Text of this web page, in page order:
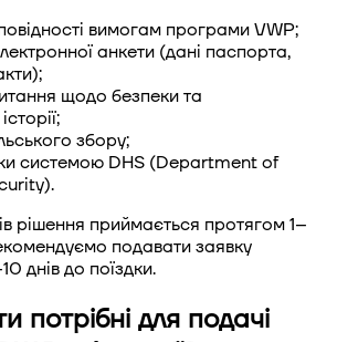
вимогам програми VWP;
анкети (дані паспорта,
щодо безпеки та
збору;
системою DHS (Department of
рішення приймається протягом 1–
подавати заявку
днів до поїздки.
потрібні для подачі